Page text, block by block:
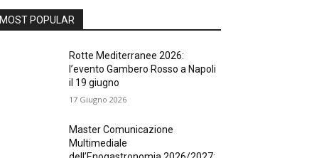
MOST POPULAR
Rotte Mediterranee 2026:
l’evento Gambero Rosso a Napoli
il 19 giugno
17 Giugno 2026
Master Comunicazione
Multimediale